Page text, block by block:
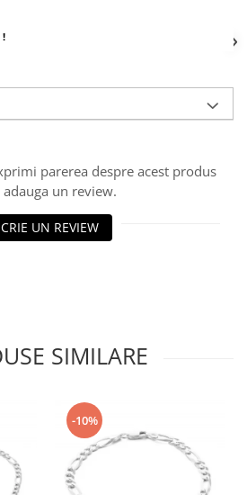
!
parerea despre acest produs
un review.
UN REVIEW
SIMILARE
-10%